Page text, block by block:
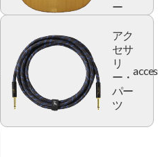
ー
アク
セサ
リ
ー・
パー
ツ